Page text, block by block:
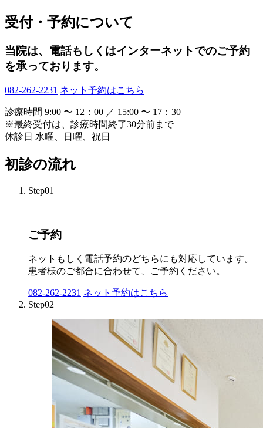
受付・予約について
当院は、電話もしくはインターネットでのご予約
を承っております。
082-262-2231 ネット予約はこちら
診療時間 9:00 〜 12：00 ／ 15:00 〜 17：30
※最終受付は、診療時間終了30分前まで
休診日 水曜、日曜、祝日
初診の流れ
Step01
ご予約
ネットもしく電話予約のどちらにも対応しています。
患者様のご都合に合わせて、ご予約ください。
082-262-2231 ネット予約はこちら
Step02